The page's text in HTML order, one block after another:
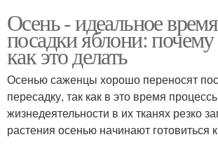
Осень - идеальное
посадки яблони: почему
как это делать
Осенью саженцы хорошо переносят
пересадку, так как в это время
жизнедеятельности в их тканях резко
растения осенью начинают готовиться